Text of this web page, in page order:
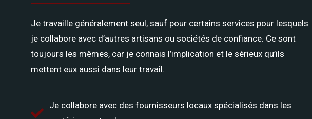
Je travaille généralement seul, sauf pour certains services pour lesquels
je collabore avec d’autres artisans ou sociétés de confiance. Ce sont
toujours les mêmes, car je connais l’implication et le sérieux qu’ils
mettent eux aussi dans leur travail.
Je collabore avec des fournisseurs locaux spécialisés dans les